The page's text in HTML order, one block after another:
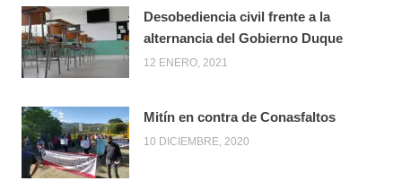
Desobediencia civil frente a la
alternancia del Gobierno Duque
12 ENERO, 2021
Mitín en contra de Conasfaltos
10 DICIEMBRE, 2020